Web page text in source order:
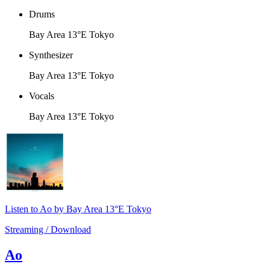
Drums
Bay Area 13°E Tokyo
Synthesizer
Bay Area 13°E Tokyo
Vocals
Bay Area 13°E Tokyo
Listen to Ao by Bay Area 13°E Tokyo
Streaming / Download
Ao